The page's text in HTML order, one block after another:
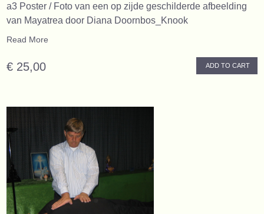
a3 Poster / Foto van een op zijde geschilderde afbeelding
van Mayatrea door Diana Doornbos_Knook
Read More
€ 25,00 ADD TO CART